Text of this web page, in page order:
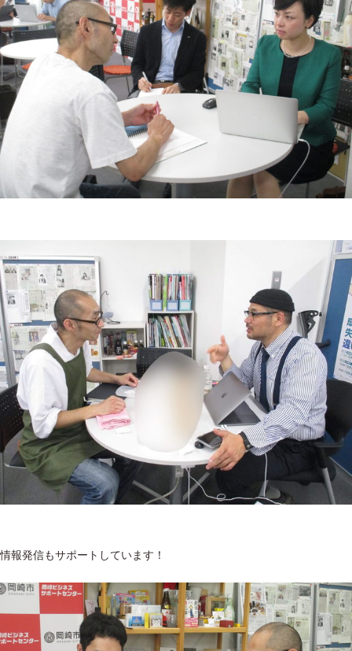
情報発信もサポートしています！